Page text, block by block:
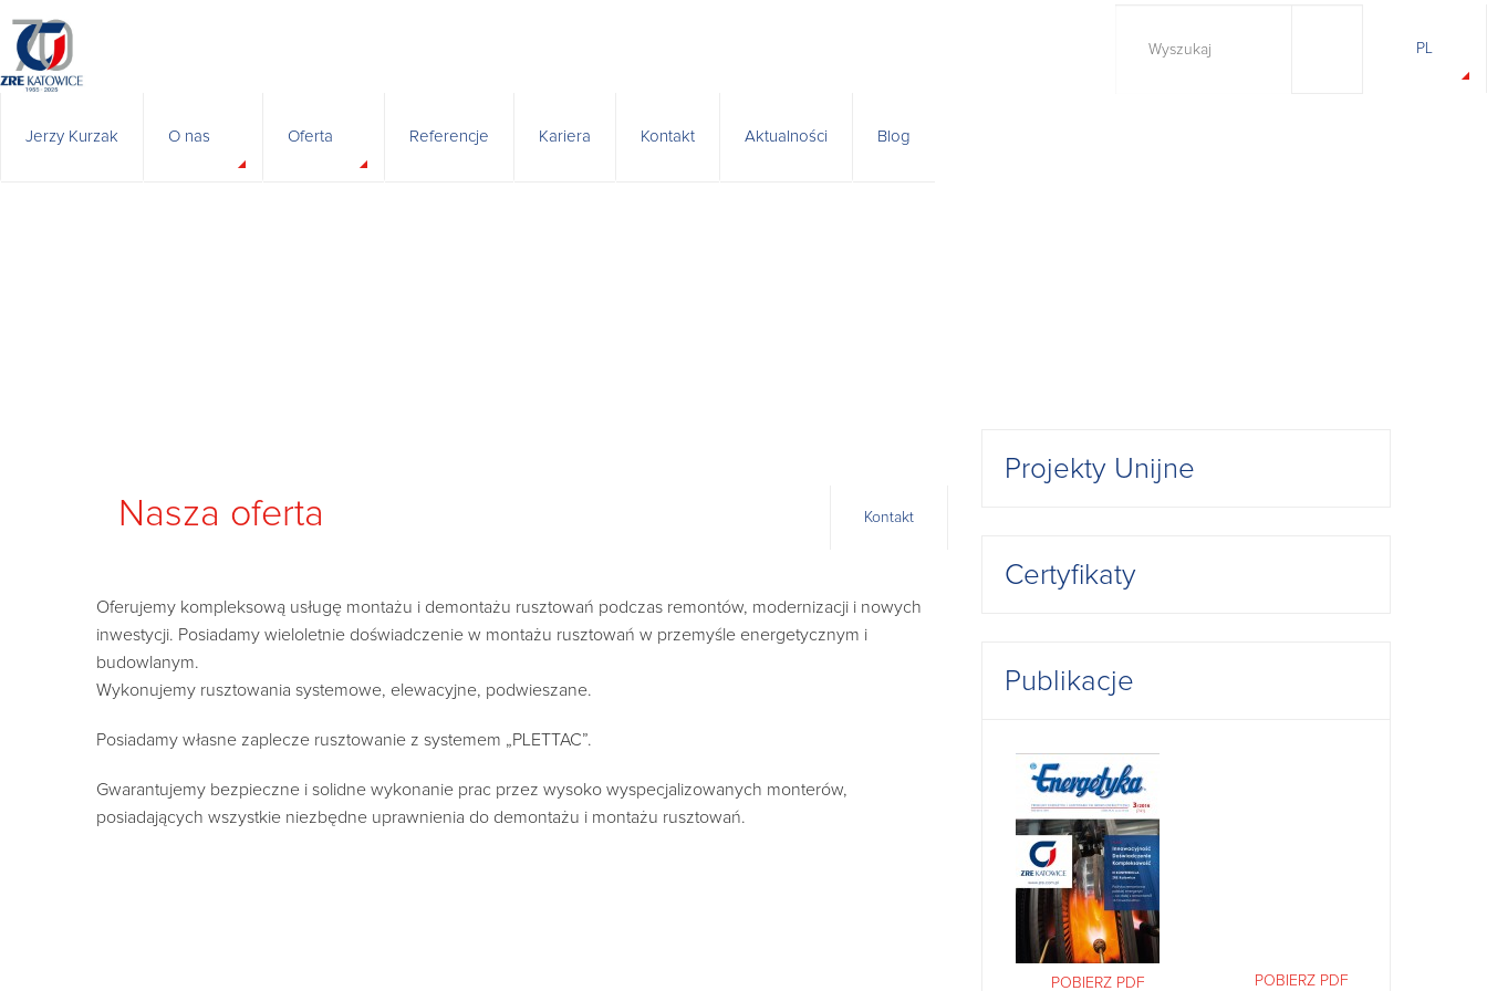
Jerzy Kurzak O nas Oferta Referencje Kariera Kontakt Aktualności Blog
PL
Nasza oferta Kontakt
Oferujemy kompleksową usługę montażu i demontażu rusztowań podczas remontów, modernizacji i nowych
inwestycji. Posiadamy wieloletnie doświadczenie w montażu rusztowań w przemyśle energetycznym i
budowlanym.
Wykonujemy rusztowania systemowe, elewacyjne, podwieszane.
Posiadamy własne zaplecze rusztowanie z systemem „PLETTAC”.
Gwarantujemy bezpieczne i solidne wykonanie prac przez wysoko wyspecjalizowanych monterów,
posiadających wszystkie niezbędne uprawnienia do demontażu i montażu rusztowań.
Projekty Unijne
Certyfikaty
Publikacje
POBIERZ PDF POBIERZ PDF